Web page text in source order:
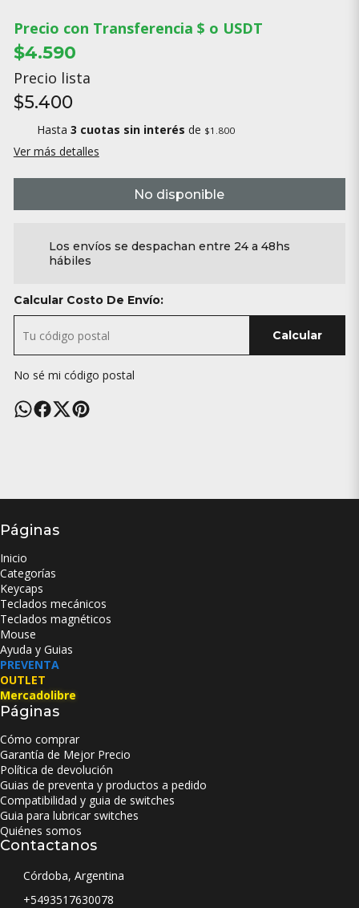
Precio con Transferencia $ o USDT
$4.590
Precio lista
$5.400
Hasta 3 cuotas sin interés de $1.800
Ver más detalles
No disponible
Los envíos se despachan entre 24 a 48hs
hábiles
Calcular Costo De Envío:
Calcular
No sé mi código postal
Páginas
Inicio
Categorías
Keycaps
Teclados mecánicos
Teclados magnéticos
Mouse
Ayuda y Guias
PREVENTA
OUTLET
Mercadolibre
Páginas
Cómo comprar
Garantía de Mejor Precio
Política de devolución
Guias de preventa y productos a pedido
Compatibilidad y guia de switches
Guia para lubricar switches
Quiénes somos
Contactanos
Córdoba, Argentina
+5493517630078